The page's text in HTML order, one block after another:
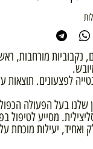
נקבוביות מורחבות,
לפצעונים. תוצאות
שלנו בעל הפעולה
חומצה סליצילית. מסייע
ואחיד, יעילות מוכחת